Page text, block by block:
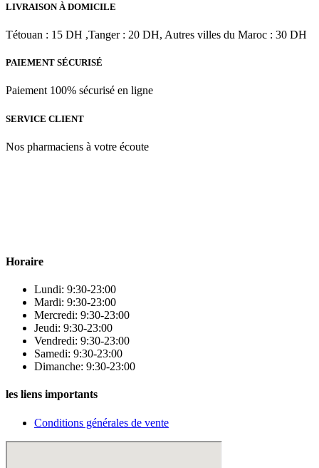
LIVRAISON À DOMICILE
Tétouan : 15 DH ,Tanger : 20 DH, Autres villes du Maroc : 30 DH
PAIEMENT SÉCURISÉ
Paiement 100% sécurisé en ligne
SERVICE CLIENT
Nos pharmaciens à votre écoute
Horaire
Lundi: 9:30-23:00
Mardi: 9:30-23:00
Mercredi: 9:30-23:00
Jeudi: 9:30-23:00
Vendredi: 9:30-23:00
Samedi: 9:30-23:00
Dimanche: 9:30-23:00
les liens importants
Conditions générales de vente